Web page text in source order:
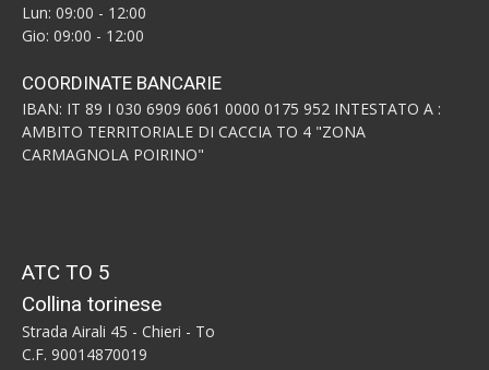
Lun: 09:00 - 12:00
Gio: 09:00 - 12:00
COORDINATE BANCARIE
IBAN: IT 89 I 030 6909 6061 0000 0175 952 INTESTATO A :
AMBITO TERRITORIALE DI CACCIA TO 4 "ZONA
CARMAGNOLA POIRINO"
ATC TO 5
Collina torinese
Strada Airali 45 - Chieri - To
C.F. 90014870019